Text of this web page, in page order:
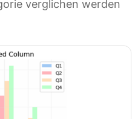
verglichen werden